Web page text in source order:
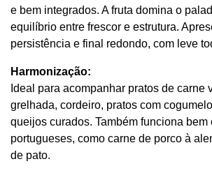
e bem integrados. A fruta domina o
equilíbrio entre frescor e estrutura.
persistência e final redondo, com leve
Harmonização:
Ideal para acompanhar pratos de carne
grelhada, cordeiro, pratos com
queijos curados. Também funciona bem
portugueses, como carne de porco à
de pato.